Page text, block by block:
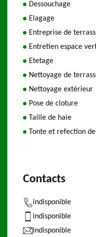
Dessouchage
Elagage
Entreprise de
Entretien espace
Etetage
Nettoyage de
Nettoyage extérieur
Pose de cloture
Taille de haie
Tonte et refection
Contacts
indisponible
indisponible
indisponible